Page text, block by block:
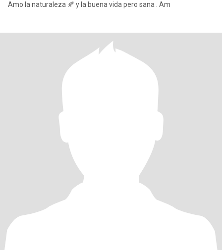
Amo la naturaleza 🍂 y la buena vida pero sana . Am